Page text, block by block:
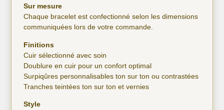
Sur mesure
Chaque bracelet est confectionné selon les dimensions
communiquées lors de votre commande.
Finitions
Cuir sélectionné avec soin
Doublure en cuir pour un confort optimal
Surpiqûres personnalisables ton sur ton ou contrastées
Tranches teintées ton sur ton et vernies
Style